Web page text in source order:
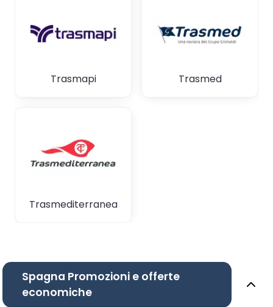
Trasmapi Trasmed
Trasmediterranea
Spagna Promozioni e offerte
economiche